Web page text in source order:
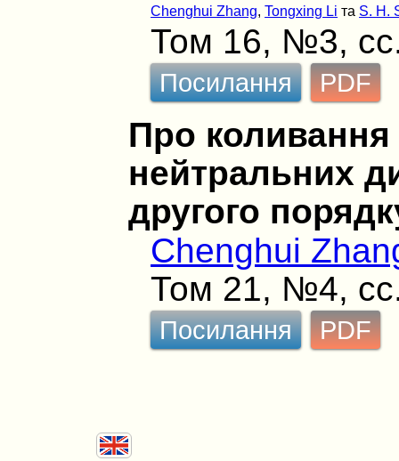
Chenghui Zhang,Tongxing Li та S. H.
Том 16, №3,
Посилання PDF
Про коливання
нейтральних
другого
Chenghui
Том 21, №4,
Посилання PDF